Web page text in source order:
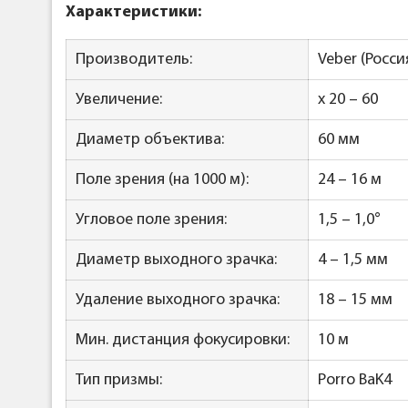
Характеристики:
Производитель: Veber
Увеличение: x 20 – 60
Диаметр объектива: 60 мм
Поле зрения (на 1000 м): 24 – 16 м
Угловое поле зрения: 1,5 – 1,0°
Диаметр выходного зрачка: 4 – 1,5 мм
Удаление выходного зрачка: 18 – 15 мм
Мин. дистанция фокусировки: 10 м
Тип призмы: Porro BaK4